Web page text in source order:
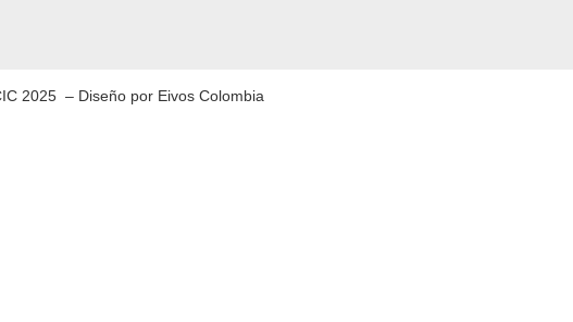
2025 – Diseño por Eivos Colombia